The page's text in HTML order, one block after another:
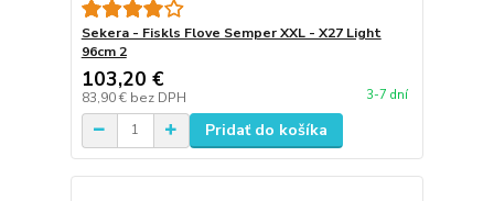
Sekera - Fiskls Flove Semper XXL - X27 Light
96cm 2
103,20 €
83,90 € bez DPH 3-7 dní
Pridať do košíka